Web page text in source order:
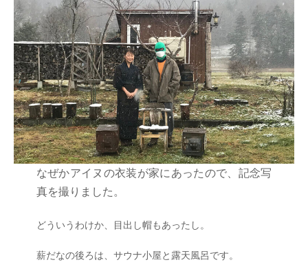
なぜかアイヌの衣装が家にあったので、記念写
真を撮りました。
どういうわけか、目出し帽もあったし。
薪だなの後ろは、サウナ小屋と露天風呂です。